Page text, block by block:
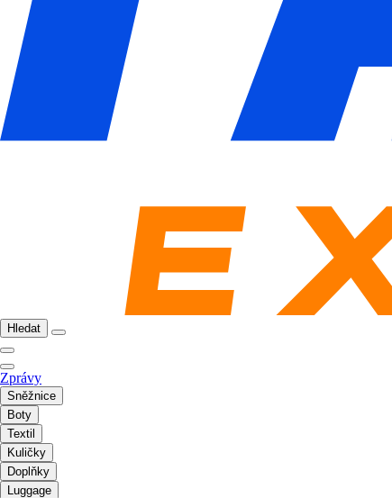
Hledat
Zprávy
Sněžnice
Boty
Textil
Kuličky
Doplňky
Luggage